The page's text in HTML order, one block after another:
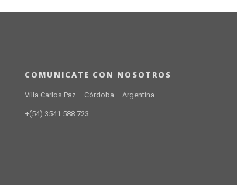
COMUNICATE CON NOSOTROS
Villa Carlos Paz – Córdoba – Argentina
+(54) 3541 588 723